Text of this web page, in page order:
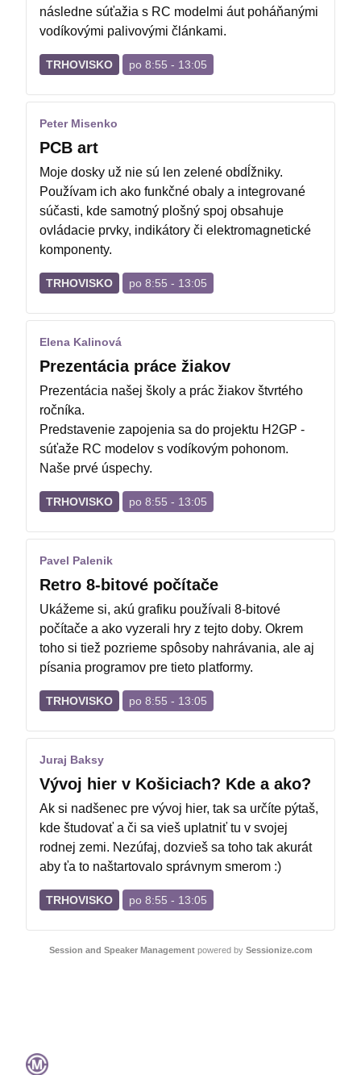
následne súťažia s RC modelmi áut poháňanými
vodíkovými palivovými článkami.
TRHOVISKO po 8:55 - 13:05
Peter Misenko
PCB art
Moje dosky už nie sú len zelené obdĺžniky.
Používam ich ako funkčné obaly a integrované
súčasti, kde samotný plošný spoj obsahuje
ovládacie prvky, indikátory či elektromagnetické
komponenty.
TRHOVISKO po 8:55 - 13:05
Elena Kalinová
Prezentácia práce žiakov
Prezentácia našej školy a prác žiakov štvrtého
ročníka.
Predstavenie zapojenia sa do projektu H2GP -
súťaže RC modelov s vodíkovým pohonom.
Naše prvé úspechy.
TRHOVISKO po 8:55 - 13:05
Pavel Palenik
Retro 8-bitové počítače
Ukážeme si, akú grafiku používali 8-bitové
počítače a ako vyzerali hry z tejto doby. Okrem
toho si tiež pozrieme spôsoby nahrávania, ale aj
písania programov pre tieto platformy.
TRHOVISKO po 8:55 - 13:05
Juraj Baksy
Vývoj hier v Košiciach? Kde a ako?
Ak si nadšenec pre vývoj hier, tak sa určíte pýtaš,
kde študovať a či sa vieš uplatniť tu v svojej
rodnej zemi. Nezúfaj, dozvieš sa toho tak akurát
aby ťa to naštartovalo správnym smerom :)
TRHOVISKO po 8:55 - 13:05
Session and Speaker Managementpowered by Sessionize.com